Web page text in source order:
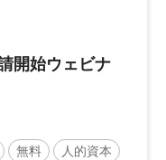
開始ウェビナ
無料 人的資本